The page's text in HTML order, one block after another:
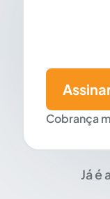
Cobrança
Já é